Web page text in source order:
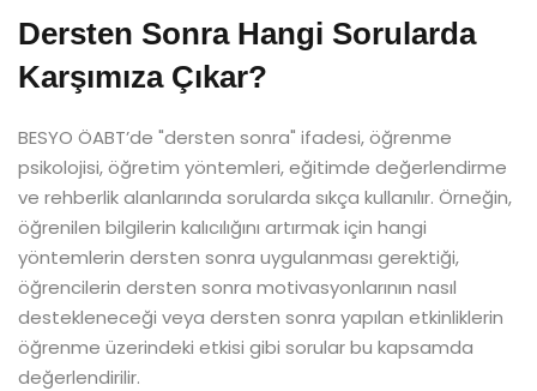
Dersten Sonra Hangi Sorularda
Karşımıza Çıkar?
BESYO ÖABT’de "dersten sonra" ifadesi, öğrenme
psikolojisi, öğretim yöntemleri, eğitimde değerlendirme
ve rehberlik alanlarında sorularda sıkça kullanılır. Örneğin,
öğrenilen bilgilerin kalıcılığını artırmak için hangi
yöntemlerin dersten sonra uygulanması gerektiği,
öğrencilerin dersten sonra motivasyonlarının nasıl
destekleneceği veya dersten sonra yapılan etkinliklerin
öğrenme üzerindeki etkisi gibi sorular bu kapsamda
değerlendirilir.